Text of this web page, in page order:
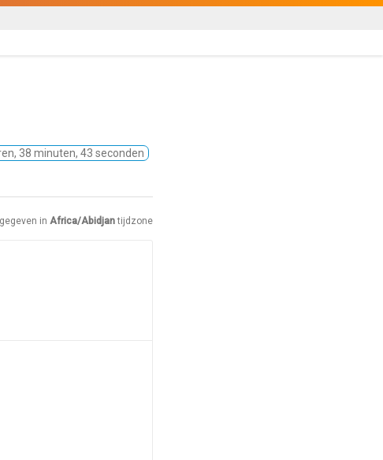
38 minuten, 43 seconden
in Africa/Abidjantijdzone